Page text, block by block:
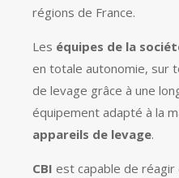
régions de France.
Les équipes de la
en totale autonomie, sur
de levage grâce à une
équipement adapté à la
appareils de levage.
CBI est capable de réagir